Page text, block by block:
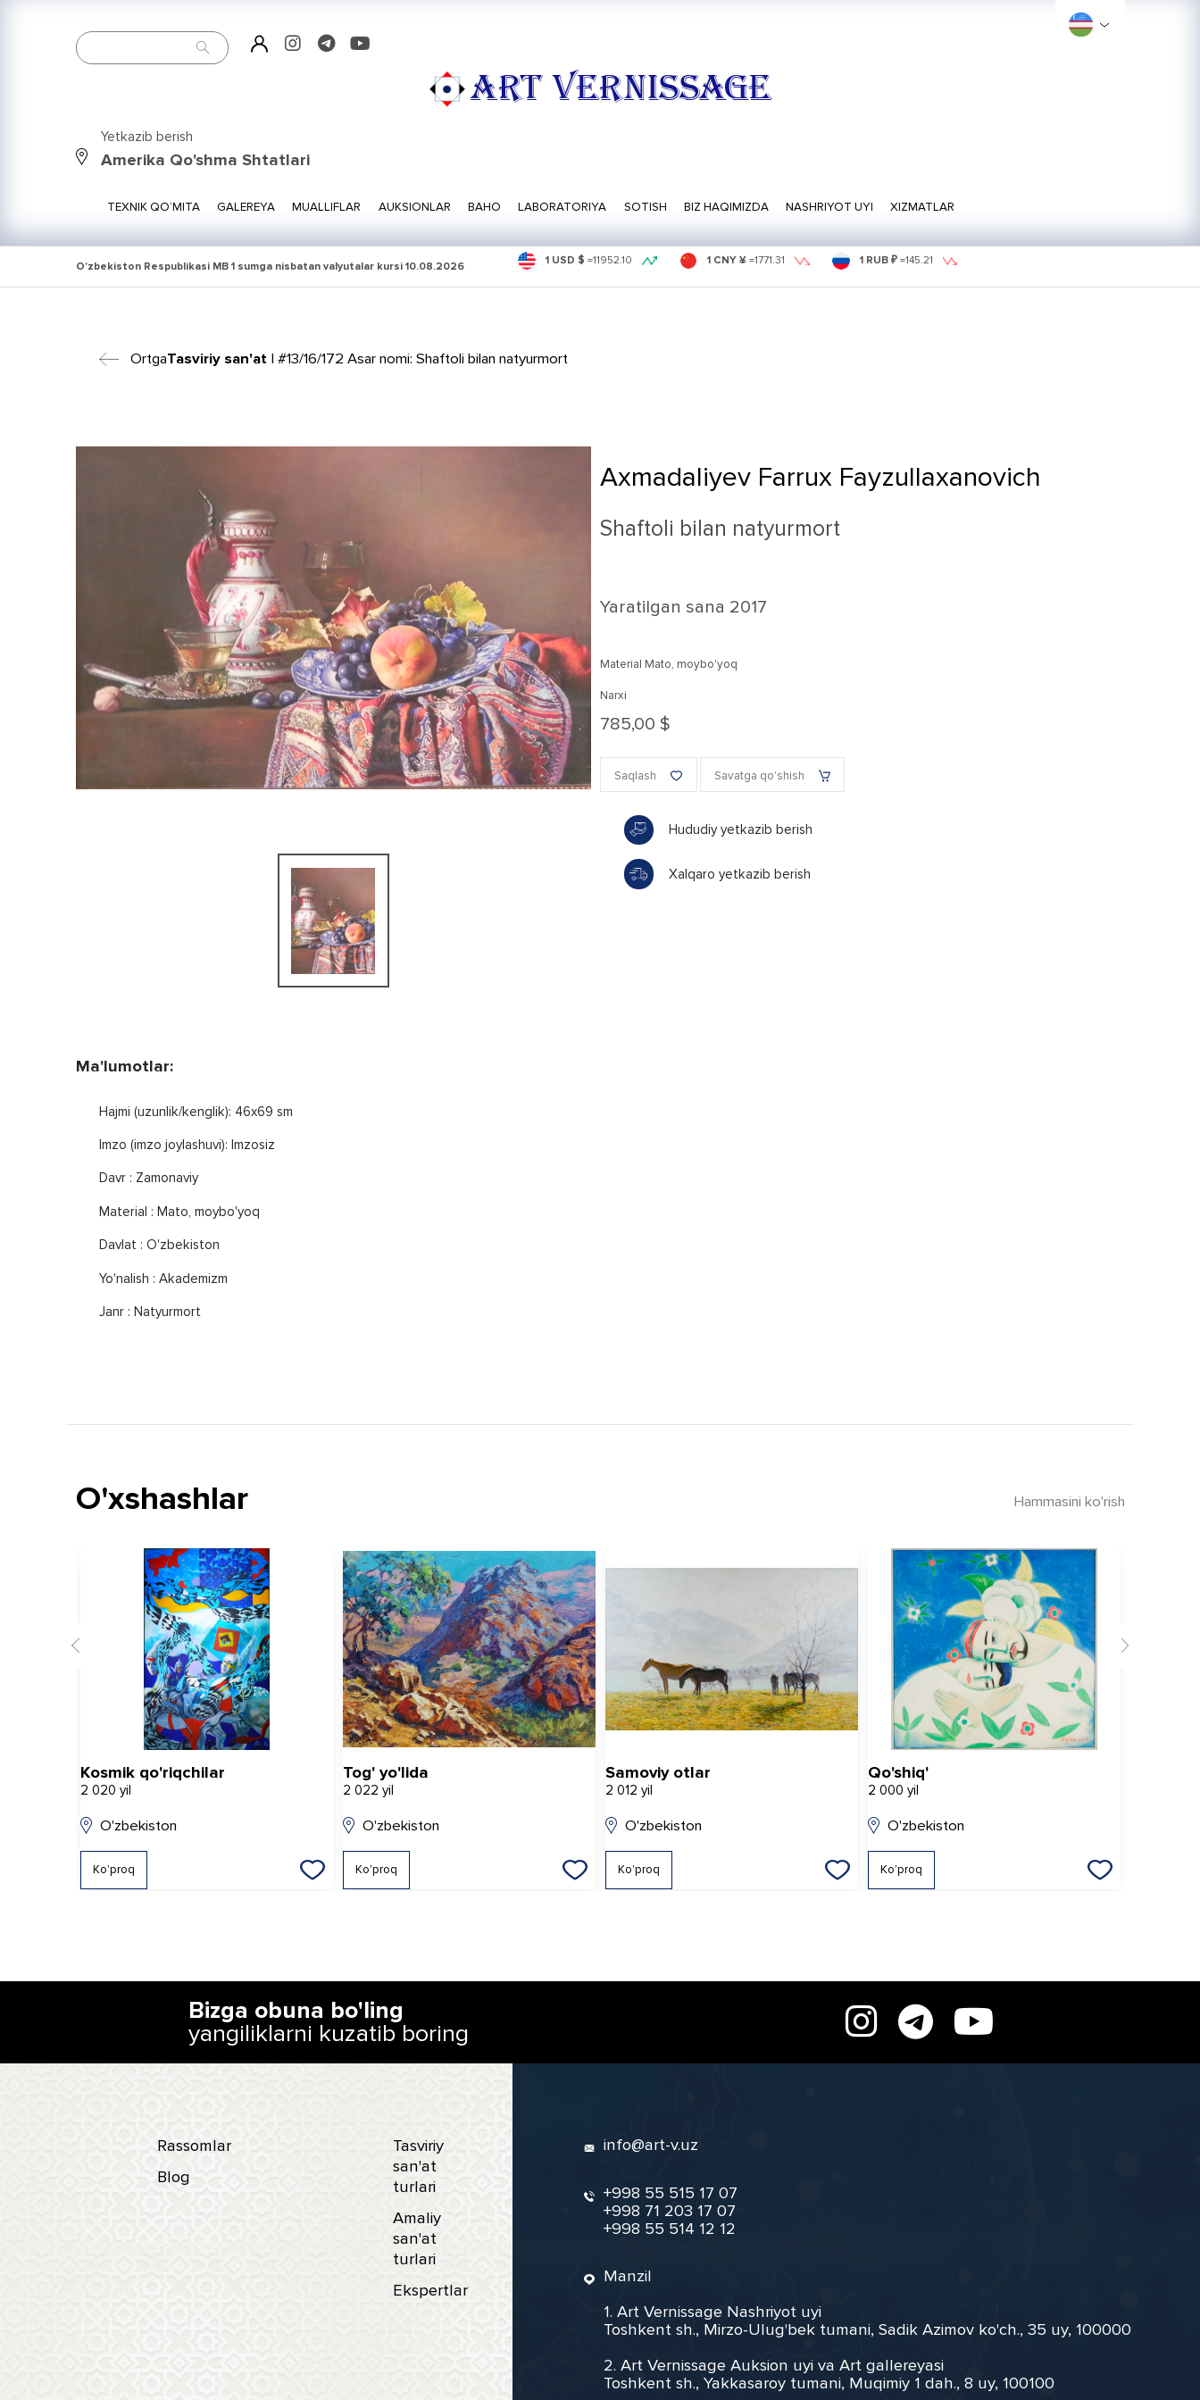
ART VERNISSAGE
Yetkazib berish
Amerika Qo'shma Shtatlari
TEXNIK QO‘MITA GALEREYA MUALLIFLAR AUKSIONLAR BAHO LABORATORIYA SOTISH BIZ HAQIMIZDA NASHRIYOT UYI XIZMATLAR
O'zbekiston Respublikasi MB 1 sumga nisbatan valyutalar kursi 10.08.2026 1 USD $ =11952.10 1 CNY ¥ =1771.31 1 RUB ₽ =145.21
OrtgaTasviriy san'at| #13/16/172 Asar nomi: Shaftoli bilan natyurmort
Ma'lumotlar:
Hajmi (uzunlik/kenglik): 46x69 sm
Imzo (imzo joylashuvi): Imzosiz
Davr : Zamonaviy
Material : Mato, moybo'yoq
Davlat : O'zbekiston
Yo'nalish : Akademizm
Janr : Natyurmort
Axmadaliyev Farrux Fayzullaxanovich
Shaftoli bilan natyurmort
Yaratilgan sana 2017
Material Mato, moybo'yoq
Narxi
785,00 $
Saqlash Savatga qo'shish
Hududiy yetkazib berish
Xalqaro yetkazib berish
O'xshashlar Hammasini ko'rish
Kosmik qo'riqchilar
2 020 yil
O'zbekiston
Ko'proq
Tog' yo'lida
2 022 yil
O'zbekiston
Ko'proq
Samoviy otlar
2 012 yil
O'zbekiston
Ko'proq
Qo'shiq'
2 000 yil
O'zbekiston
Ko'proq
Bizga obuna bo'ling
yangiliklarni kuzatib boring
Rassomlar
Blog
Tasviriy
san'at
turlari
Amaliy
san'at
turlari
Ekspertlar
info@art-v.uz
+998 55 515 17 07
+998 71 203 17 07
+998 55 514 12 12
Manzil
1. Art Vernissage Nashriyot uyi
Toshkent sh., Mirzo-Ulug'bek tumani, Sadik Azimov ko'ch., 35 uy, 100000
2. Art Vernissage Auksion uyi va Art gallereyasi
Toshkent sh., Yakkasaroy tumani, Muqimiy 1 dah., 8 uy, 100100